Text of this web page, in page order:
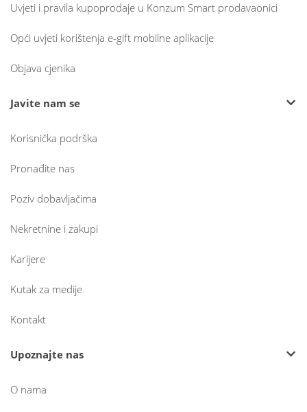
Uvjeti i pravila kupoprodaje u Konzum Smart prodavaonici
Opći uvjeti korištenja e-gift mobilne aplikacije
Objava cjenika
Javite nam se
Korisnička podrška
Pronađite nas
Poziv dobavljačima
Nekretnine i zakupi
Karijere
Kutak za medije
Kontakt
Upoznajte nas
O nama